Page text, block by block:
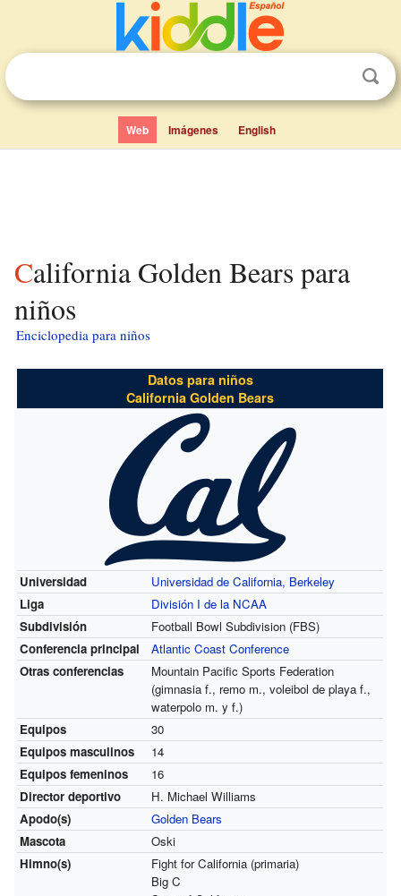
Web Imágenes English
California Golden Bears para
niños
Enciclopedia para niños
Datos para niños
California Golden Bears
Universidad
Universidad de California, Berkeley
Liga
División I de la NCAA
Subdivisión
Football Bowl Subdivision (FBS)
Conferencia principal
Atlantic Coast Conference
Otras conferencias
Mountain Pacific Sports Federation
(gimnasia f., remo m., voleibol de playa f.,
waterpolo m. y f.)
Equipos
30
Equipos masculinos
14
Equipos femeninos
16
Director deportivo
H. Michael Williams
Apodo(s)
Golden Bears
Mascota
Oski
Himno(s)
Fight for California (primaria)
Big C